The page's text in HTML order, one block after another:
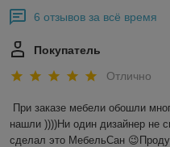
6 отзывов за всё время
Покупатель
Отлично
При заказе мебели обошли
нашли ))))Ни один дизайнер не
сделал это МебельСан